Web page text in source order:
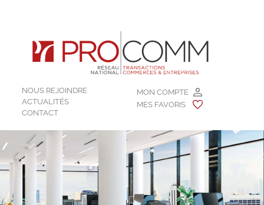
MON COMPTE
MES FAVORIS
NOUS REJOINDRE
ACTUALITÉS
CONTACT